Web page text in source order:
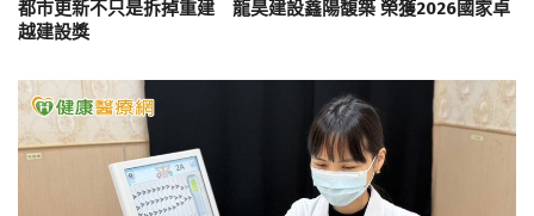
都市更新不只是拆掉重建 龍昊建設鑫陽馥築 榮獲2026國家卓
越建設獎